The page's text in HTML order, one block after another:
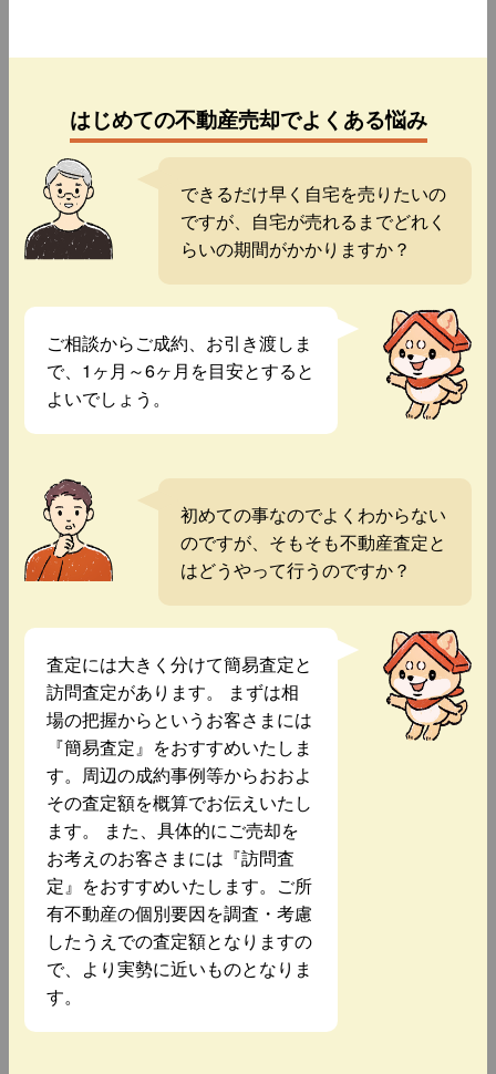
はじめての不動産売却でよくある悩み
できるだけ早く自宅を売りたいの
ですが、自宅が売れるまでどれく
らいの期間がかかりますか？
ご相談からご成約、お引き渡しま
で、1ヶ月～6ヶ月を目安とすると
よいでしょう。
初めての事なのでよくわからない
のですが、そもそも不動産査定と
はどうやって行うのですか？
査定には大きく分けて簡易査定と
訪問査定があります。 まずは相
場の把握からというお客さまには
『簡易査定』をおすすめいたしま
す。周辺の成約事例等からおおよ
その査定額を概算でお伝えいたし
ます。 また、具体的にご売却を
お考えのお客さまには『訪問査
定』をおすすめいたします。ご所
有不動産の個別要因を調査・考慮
したうえでの査定額となりますの
で、より実勢に近いものとなりま
す。